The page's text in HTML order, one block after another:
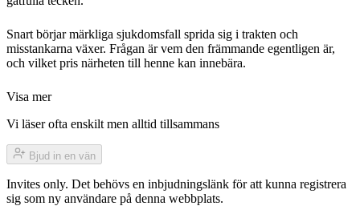
Snart börjar märkliga sjukdomsfall sprida sig i trakten och
misstankarna växer. Frågan är vem den främmande egentligen är,
och vilket pris närheten till henne kan innebära.
Visa mer
Vi läser ofta enskilt men alltid tillsammans
Bjud in en vän
Invites only. Det behövs en inbjudningslänk för att kunna registrera
sig som ny användare på denna webbplats.